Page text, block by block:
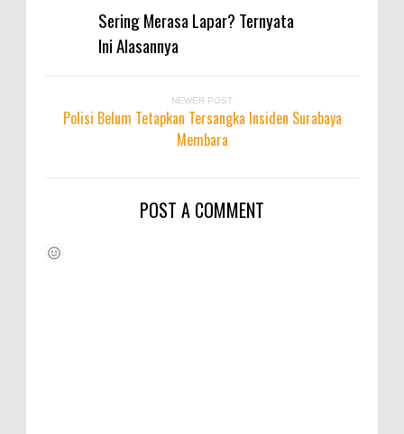
Sering Merasa Lapar? Ternyata
Ini Alasannya
NEWER POST
Polisi Belum Tetapkan Tersangka Insiden Surabaya
Membara
POST A COMMENT